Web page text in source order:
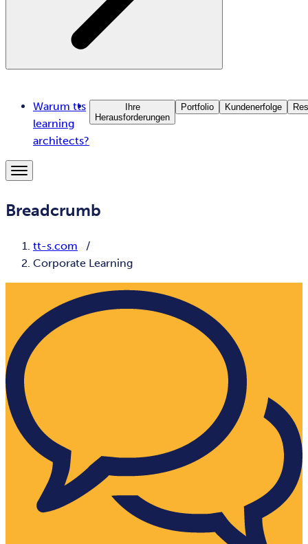
Warum tts
learning
architects?
Ihre
Herausforderungen
Portfolio Kundenerfolge
Breadcrumb
tt-s.com
Corporate Learning